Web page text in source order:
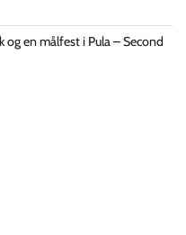
og en målfest i Pula – Second